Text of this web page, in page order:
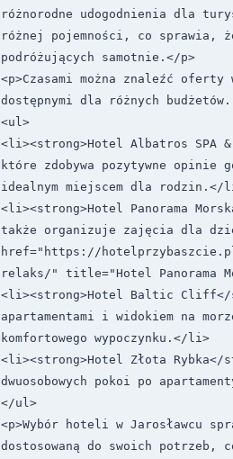
różnorodne udogodnienia dla
różnej pojemności, co sprawia,
podróżujących samotnie.</p>
<p>Czasami można znaleźć
dostępnymi dla różnych
<ul>
<li><strong>Hotel Albatros SPA
które zdobywa pozytywne
idealnym miejscem dla rodzin.</
<li><strong>Hotel Panorama
także organizuje zajęcia dla
href="https://
relaks/" title="Hotel Panorama
<li><strong>Hotel Baltic Cliff</
apartamentami i widokiem na
komfortowego wypoczynku.</li>
<li><strong>Hotel Złota Rybka</
dwuosobowych pokoi po
</ul>
<p>Wybór hoteli w Jarosławcu
dostosowaną do swoich potrzeb,